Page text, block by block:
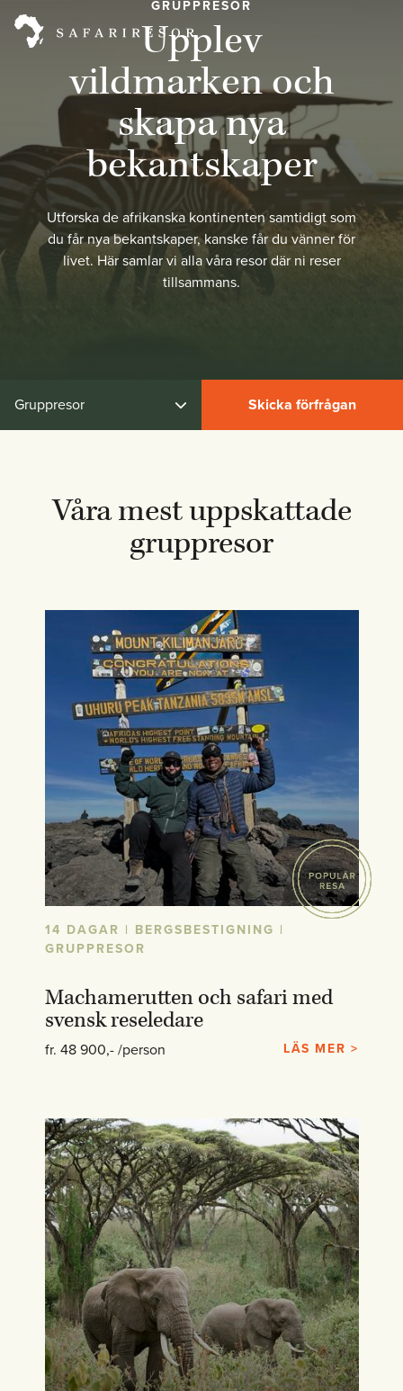
GRUPPRESOR
Upplev
vildmarken och
skapa nya
bekantskaper
Utforska de afrikanska kontinenten samtidigt som
du får nya bekantskaper, kanske får du vänner för
livet. Här samlar vi alla våra resor där ni reser
tillsammans.
Gruppresor Skicka förfrågan
Våra mest uppskattade
gruppresor
14 DAGAR | BERGSBESTIGNING |
GRUPPRESOR
Machamerutten och safari med
svensk reseledare
fr. 48 900,- /person LÄS MER >